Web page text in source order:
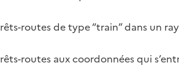
routes de type “train” dans un
routes aux coordonnées qui